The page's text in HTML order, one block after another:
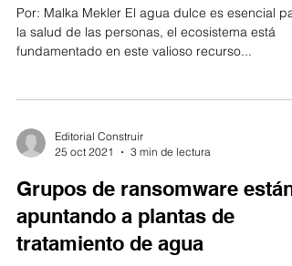
Por: Malka Mekler El agua dulce es esencial
la salud de las personas, el ecosistema está
fundamentado en este valioso recurso...
Editorial Construir
25 oct 2021
3 min de lectura
Grupos de ransomware están
apuntando a plantas de
tratamiento de agua